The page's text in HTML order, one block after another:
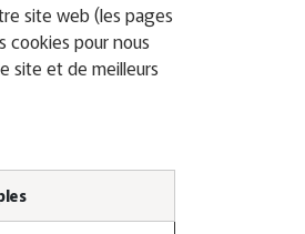
site web (les pages
cookies pour nous
site et de meilleurs